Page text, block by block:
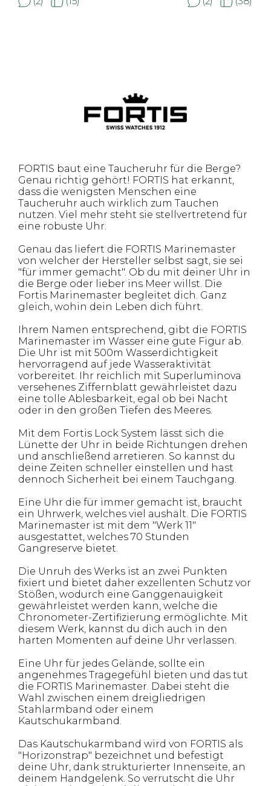
FORTIS baut eine Taucheruhr für die Berge?
Genau richtig gehört! FORTIS hat erkannt,
dass die wenigsten Menschen eine
Taucheruhr auch wirklich zum Tauchen
nutzen. Viel mehr steht sie stellvertretend für
eine robuste Uhr.
Genau das liefert die FORTIS Marinemaster
von welcher der Hersteller selbst sagt, sie sei
"für immer gemacht". Ob du mit deiner Uhr in
die Berge oder lieber ins Meer willst. Die
Fortis Marinemaster begleitet dich. Ganz
gleich, wohin dein Leben dich führt.
Ihrem Namen entsprechend, gibt die FORTIS
Marinemaster im Wasser eine gute Figur ab.
Die Uhr ist mit 500m Wasserdichtigkeit
hervorragend auf jede Wasseraktivität
vorbereitet. Ihr reichlich mit Superluminova
versehenes Ziffernblatt gewährleistet dazu
eine tolle Ablesbarkeit, egal ob bei Nacht
oder in den großen Tiefen des Meeres.
Mit dem Fortis Lock System lässt sich die
Lünette der Uhr in beide Richtungen drehen
und anschließend arretieren. So kannst du
deine Zeiten schneller einstellen und hast
dennoch Sicherheit bei einem Tauchgang.
Eine Uhr die für immer gemacht ist, braucht
ein Uhrwerk, welches viel aushält. Die FORTIS
Marinemaster ist mit dem "Werk 11"
ausgestattet, welches 70 Stunden
Gangreserve bietet.
Die Unruh des Werks ist an zwei Punkten
fixiert und bietet daher exzellenten Schutz vor
Stößen, wodurch eine Ganggenauigkeit
gewährleistet werden kann, welche die
Chronometer-Zertifizierung ermöglichte. Mit
diesem Werk, kannst du dich auch in den
harten Momenten auf deine Uhr verlassen.
Eine Uhr für jedes Gelände, sollte ein
angenehmes Tragegefühl bieten und das tut
die FORTIS Marinemaster. Dabei steht die
Wahl zwischen einem dreigliedrigen
Stahlarmband oder einem
Kautschukarmband.
Das Kautschukarmband wird von FORTIS als
"Horizonstrap" bezeichnet und befestigt
deine Uhr, dank strukturierter Innenseite, an
deinem Handgelenk. So verrutscht die Uhr